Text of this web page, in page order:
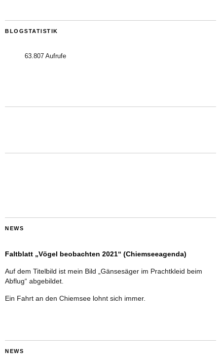
BLOGSTATISTIK
63.807 Aufrufe
NEWS
Faltblatt „Vögel beobachten 2021“ (Chiemseeagenda)
Auf dem Titelbild ist mein Bild „Gänsesäger im Prachtkleid beim
Abflug“ abgebildet.
Ein Fahrt an den Chiemsee lohnt sich immer.
NEWS